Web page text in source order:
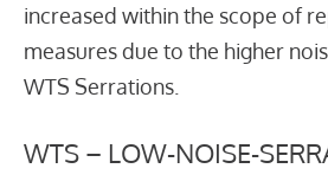
increased within the scope of
measures due to the higher
WTS Serrations.
WTS – LOW-NOISE-